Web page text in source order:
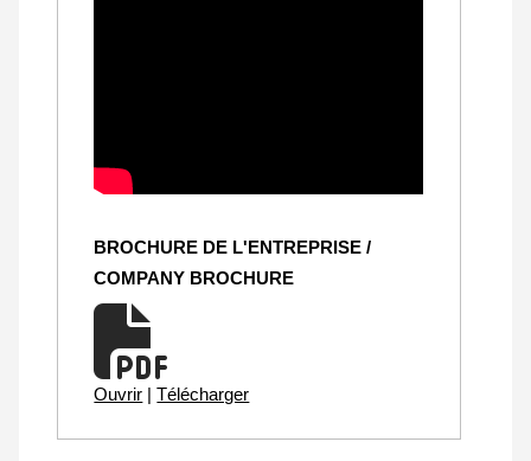
BROCHURE DE L'ENTREPRISE /
COMPANY BROCHURE
Ouvrir | Télécharger